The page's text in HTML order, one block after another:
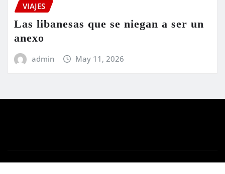
VIAJES
Las libanesas que se niegan a ser un
anexo
admin May 11, 2026